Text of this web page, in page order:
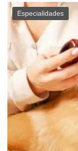
Especialidades